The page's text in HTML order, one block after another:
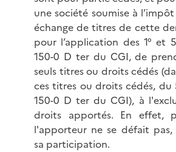
une société soumise à
échange de titres de cette
pour l’application des 1° et
150-0 D ter du CGI, de
seuls titres ou droits cédés
ces titres ou droits cédés,
150-0 D ter du CGI), à
droits apportés. En effet,
l'apporteur ne se défait
sa participation.